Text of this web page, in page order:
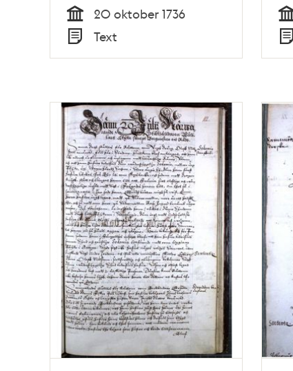
Tid
20 oktober 1736
Typ
Text Tid
Typ